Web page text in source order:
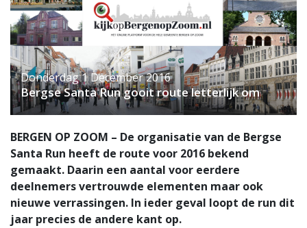
Donderdag 1 December 2016
Bergse Santa Run gooit route letterlijk om
BERGEN OP ZOOM – De organisatie van de Bergse
Santa Run heeft de route voor 2016 bekend
gemaakt. Daarin een aantal voor eerdere
deelnemers vertrouwde elementen maar ook
nieuwe verrassingen. In ieder geval loopt de run dit
jaar precies de andere kant op.